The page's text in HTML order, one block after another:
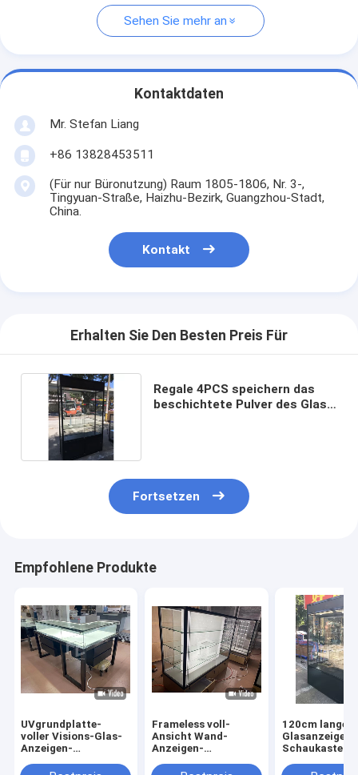
Sehen Sie mehr an
Kontaktdaten
Mr. Stefan Liang
+86 13828453511
(Für nur Büronutzung) Raum 1805-1806, Nr. 3-,
Tingyuan-Straße, Haizhu-Bezirk, Guangzhou-Stadt,
China.
Kontakt
Erhalten Sie Den Besten Preis Für
Regale 4PCS speichern das
beschichtete Pulver des Glas-
Fortsetzen
Empfohlene Produkte
UVgrundplatte-
voller Visions-Glas-
Anzeigen-
LED-Beleuchtung
Frameless voll-
Ansicht Wand-
Anzeigen-
Glasschrank-
120cm langer
Glasanzeigen-
Schaukasten-
Entwurfs-